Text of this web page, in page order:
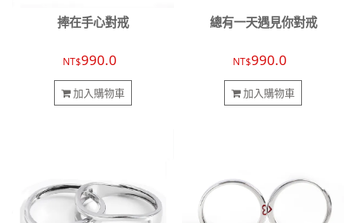
捧在手心對戒
NT$990.0
加入購物車
總有一天遇見你對戒
NT$990.0
加入購物車